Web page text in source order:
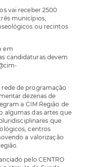
vai receber 2500
municípios,
ou recintos
em
candidaturas devem
rede de programação
dezenas de
a CIM Região de
algumas das artes que
que
centros
a valorização
pelo CENTRO